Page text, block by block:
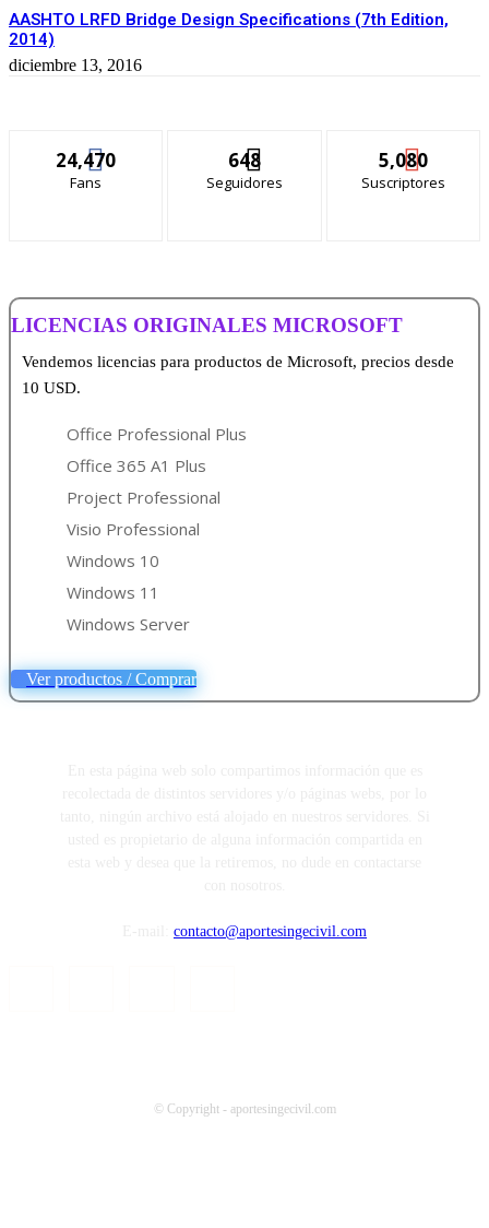
AASHTO LRFD Bridge Design Specifications (7th Edition,
2014)
diciembre 13, 2016
24,470
Fans
648
Seguidores
5,080
Suscriptores
LICENCIAS ORIGINALES MICROSOFT
Vendemos licencias para productos de Microsoft, precios desde
10 USD.
Office Professional Plus
Office 365 A1 Plus
Project Professional
Visio Professional
Windows 10
Windows 11
Windows Server
Ver productos / Comprar
contacto@aportesingecivil.com
© Copyright - aportesingecivil.com